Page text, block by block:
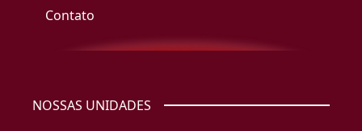
Contato
NOSSAS UNIDADES